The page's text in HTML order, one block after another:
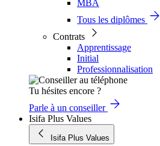
MBA
Tous les diplômes
Contrats
Apprentissage
Initial
Professionnalisation
Tu hésites encore ?
Parle à un conseiller
Isifa Plus Values
Isifa Plus Values